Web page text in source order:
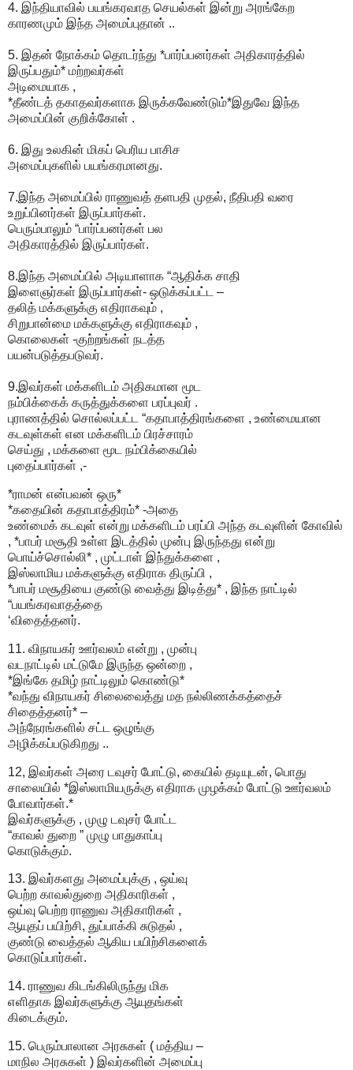
4. இந்தியாவில் பயங்கரவாத செயல்கள் இன்று அரங்கேற
காரணமும் இந்த அமைப்புதான் ..
5. இதன் நோக்கம் தொடர்ந்து *பார்ப்பனர்கள் அதிகாரத்தில்
இருப்பதும்* மற்றவர்கள்
அடிமையாக ,
*தீண்டத் தகாதவர்களாக இருக்கவேண்டும்*இதுவே இந்த
அமைப்பின் குறிக்கோள் .
6. இது உலகின் மிகப் பெரிய பாசிச
அமைப்புகளில் பயங்கரமானது.
7.இந்த அமைப்பில் ராணுவத் தளபதி முதல், நீதிபதி வரை
உறுப்பினர்கள் இருப்பார்கள்.
பெரும்பாலும் “பார்ப்பனர்கள் பல
அதிகாரத்தில் இருப்பார்கள்.
8.இந்த அமைப்பில் அடியாளாக “ஆதிக்க சாதி
இளைஞர்கள் இருப்பார்கள்- ஒடுக்கப்பட்ட –
தலித் மக்களுக்கு எதிராகவும் ,
சிறுபான்மை மக்களுக்கு எதிராகவும் ,
கொலைகள் -குற்றங்கள் நடத்த
பயன்படுத்தபடுவர்.
9.இவர்கள் மக்களிடம் அதிகமான மூட
நம்பிக்கைக் கருத்துக்களை பரப்புவர் .
புராணத்தில் சொல்லப்பட்ட “கதாபாத்திரங்களை , உண்மையான
கடவுள்கள் என மக்களிடம் பிரச்சாரம்
செய்து , மக்களை மூட நம்பிக்கையில்
புதைப்பார்கள் ,-
*ராமன் என்பவன் ஒரு*
*கதையின் கதாபாத்திரம்* -அதை
உண்மைக் கடவுள் என்று மக்களிடம் பரப்பி அந்த கடவுளின் கோவில்
, *பாபர் மசூதி உள்ள இடத்தில் முன்பு இருந்தது என்று
பொய்ச்சொல்லி* , முட்டாள் இந்துக்களை ,
இஸ்லாமிய மக்களுக்கு எதிராக திருப்பி ,
*பாபர் மசூதியை குண்டு வைத்து இடித்து* , இந்த நாட்டில்
“பயங்கரவாதத்தை
‘விதைத்தனர்.
11. விநாயகர் ஊர்வலம் என்று , முன்பு
வடநாட்டில் மட்டுமே இருந்த ஒன்றை ,
*இங்கே தமிழ் நாட்டிலும் கொண்டு*
*வந்து விநாயகர் சிலைவைத்து மத நல்லிணக்கத்தைச்
சிதைத்தனர்* –
அந்நேரங்களில் சட்ட ஒழுங்கு
அழிக்கப்படுகிறது ..
12, இவர்கள் அரை டவுசர் போட்டு, கையில் தடியுடன், பொது
சாலையில் *இஸ்லாமியருக்கு எதிராக முழக்கம் போட்டு ஊர்வலம்
போவார்கள்.*
இவர்களுக்கு , முழு டவுசர் போட்ட
“காவல் துறை ” முழு பாதுகாப்பு
கொடுக்கும்.
13. இவர்களது அமைப்புக்கு , ஒய்வு
பெற்ற காவல்துறை அதிகாரிகள் ,
ஒய்வு பெற்ற ராணுவ அதிகாரிகள் ,
ஆயுதப் பயிற்சி, துப்பாக்கி சுடுதல் ,
குண்டு வைத்தல் ஆகிய பயிற்சிகளைக்
கொடுப்பார்கள்.
14. ராணுவ கிடங்கிலிருந்து மிக
எளிதாக இவர்களுக்கு ஆயுதங்கள்
கிடைக்கும்.
15. பெரும்பாலான அரசுகள் ( மத்திய –
மாநில அரசுகள் ) இவர்களின் அமைப்பு